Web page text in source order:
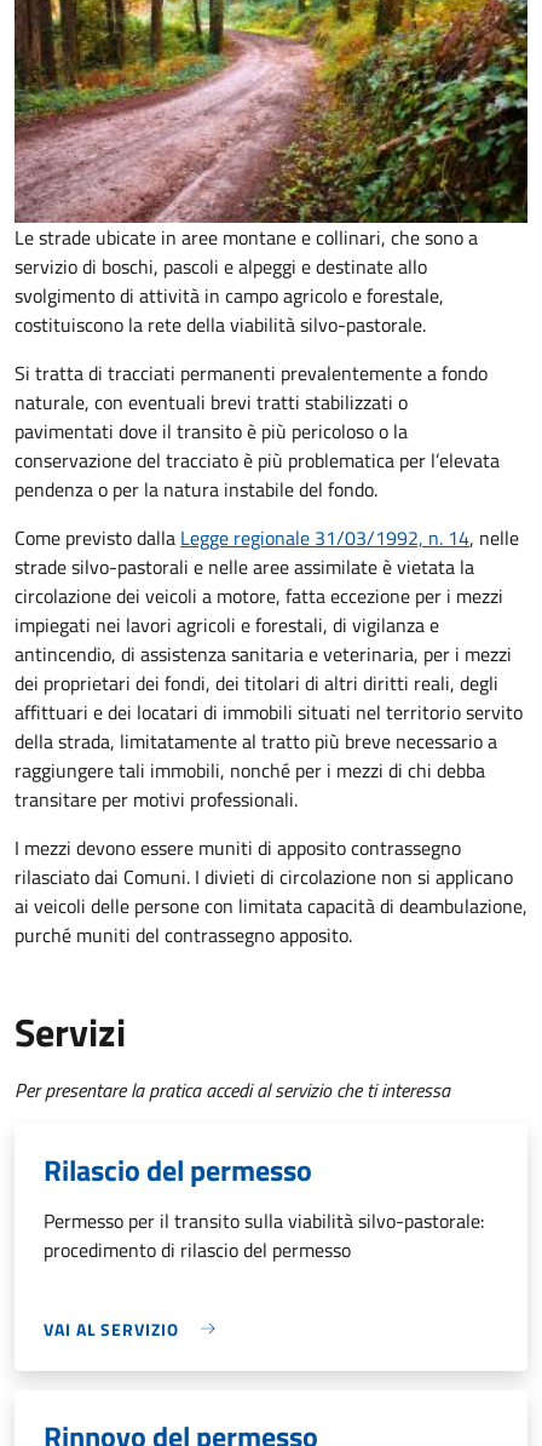
Le strade ubicate in aree montane e collinari, che sono a
servizio di boschi, pascoli e alpeggi e destinate allo
svolgimento di attività in campo agricolo e forestale,
costituiscono la rete della viabilità silvo-pastorale.
Si tratta di tracciati permanenti prevalentemente a fondo
naturale, con eventuali brevi tratti stabilizzati o
pavimentati dove il transito è più pericoloso o la
conservazione del tracciato è più problematica per l’elevata
pendenza o per la natura instabile del fondo.
Come previsto dalla Legge regionale 31/03/1992, n. 14, nelle
strade silvo-pastorali e nelle aree assimilate è vietata la
circolazione dei veicoli a motore, fatta eccezione per i mezzi
impiegati nei lavori agricoli e forestali, di vigilanza e
antincendio, di assistenza sanitaria e veterinaria, per i mezzi
dei proprietari dei fondi, dei titolari di altri diritti reali, degli
affittuari e dei locatari di immobili situati nel territorio servito
della strada, limitatamente al tratto più breve necessario a
raggiungere tali immobili, nonché per i mezzi di chi debba
transitare per motivi professionali.
I mezzi devono essere muniti di apposito contrassegno
rilasciato dai Comuni. I divieti di circolazione non si applicano
ai veicoli delle persone con limitata capacità di deambulazione,
purché muniti del contrassegno apposito.
Servizi
Per presentare la pratica accedi al servizio che ti interessa
Rilascio del permesso
Permesso per il transito sulla viabilità silvo-pastorale:
procedimento di rilascio del permesso
VAI AL SERVIZIO
Rinnovo del permesso